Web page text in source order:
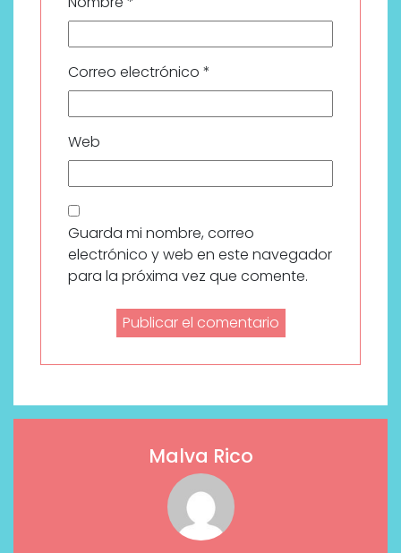
Correo electrónico *
Web
Guarda mi nombre, correo
electrónico y web en este navegador
para la próxima vez que comente.
Malva Rico